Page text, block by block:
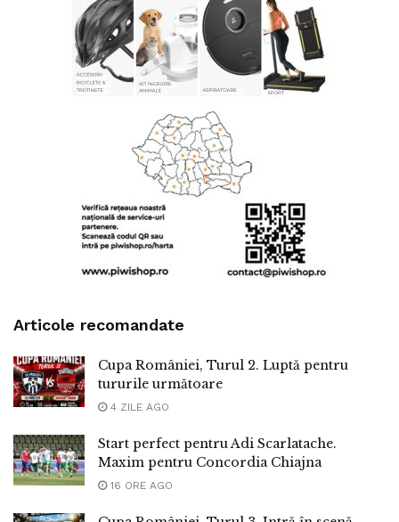
Articole recomandate
Cupa României, Turul 2. Luptă pentru
tururile următoare
4 ZILE AGO
Start perfect pentru Adi Scarlatache.
Maxim pentru Concordia Chiajna
16 ORE AGO